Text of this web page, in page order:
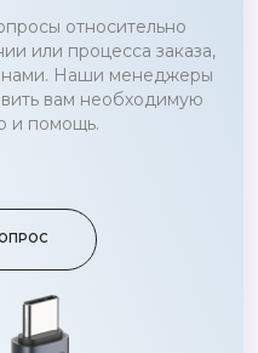
относительно
или процесса заказа,
нами. Наши менеджеры
вам необходимую
и помощь.